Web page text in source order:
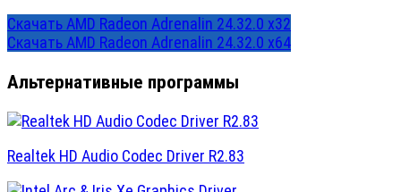
Скачать AMD Radeon Adrenalin 24.32.0 x32
Скачать AMD Radeon Adrenalin 24.32.0 x64
Альтернативные программы
Realtek HD Audio Codec Driver R2.83